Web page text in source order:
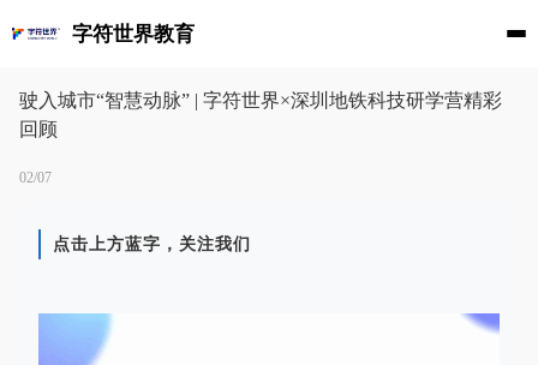
字符世界教育
驶入城市“智慧动脉” | 字符世界×深圳地铁科技研学营精彩
回顾
02/07
点击上方蓝字，关注我们